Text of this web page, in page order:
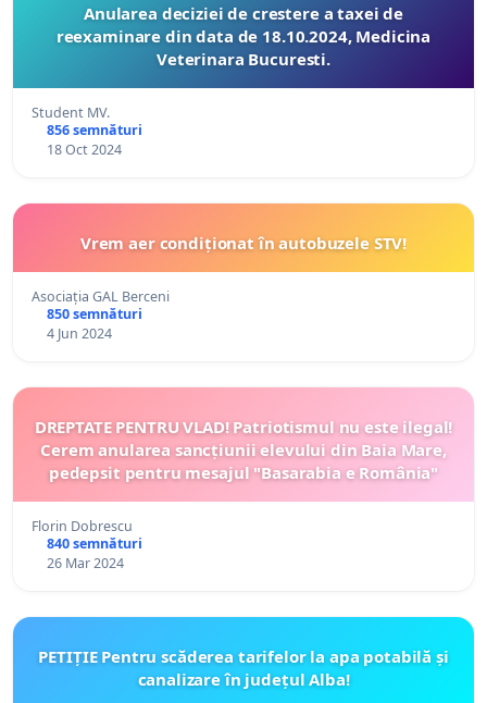
Anularea deciziei de crestere a taxei de
reexaminare din data de 18.10.2024, Medicina
Veterinara Bucuresti.
Student MV.
856 semnături
18 Oct 2024
Vrem aer condiționat în autobuzele STV!
Asociația GAL Berceni
850 semnături
4 Jun 2024
DREPTATE PENTRU VLAD! Patriotismul nu este ilegal!
Cerem anularea sancțiunii elevului din Baia Mare,
pedepsit pentru mesajul "Basarabia e România"
Florin Dobrescu
840 semnături
26 Mar 2024
PETIȚIE Pentru scăderea tarifelor la apa potabilă și
canalizare în județul Alba!